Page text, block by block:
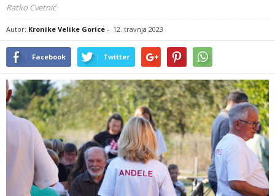
Ratko Cvetnić
Autor: Kronike Velike Gorice - 12. travnja 2023
Facebook Twitter